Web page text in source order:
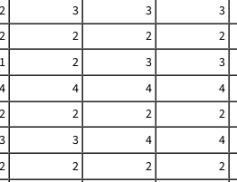
2 3 3 3
2 2 2 2
1 2 3 3
4 4 4 4
2 2 2 2
3 3 4 4
2 2 2 2